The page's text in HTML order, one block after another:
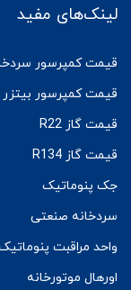
لینک‌های مفید
قیمت کمپرسور
قیمت کمپرسور بیتزر
قیمت گاز R22
قیمت گاز R134
جک پنوماتیک
سردخانه صنعتی
واحد مراقبت
اورهال موتورخانه